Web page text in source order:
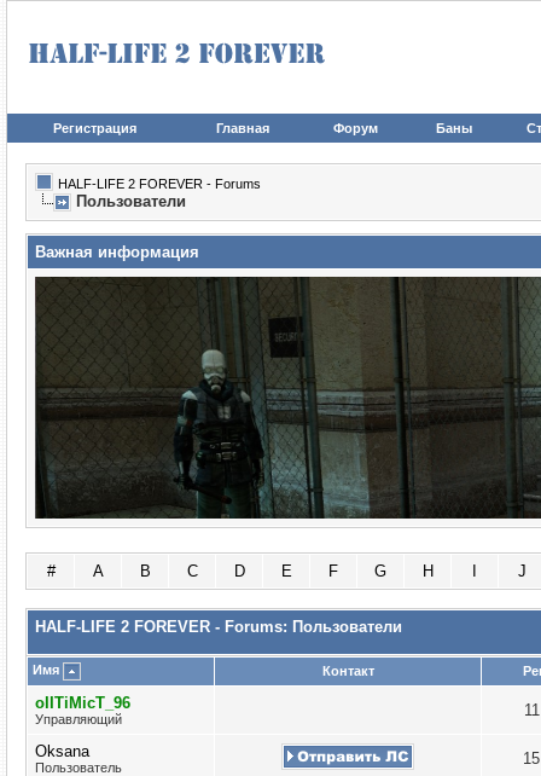
Регистрация Главная Форум Баны
HALF-LIFE 2 FOREVER - Forums
Пользователи
Важная информация
# A B C D E F G H J
HALF-LIFE 2 FOREVER - Forums: Пользователи
Имя Контакт
oIITiMicT_96
Управляющий
Oksana
Пользователь